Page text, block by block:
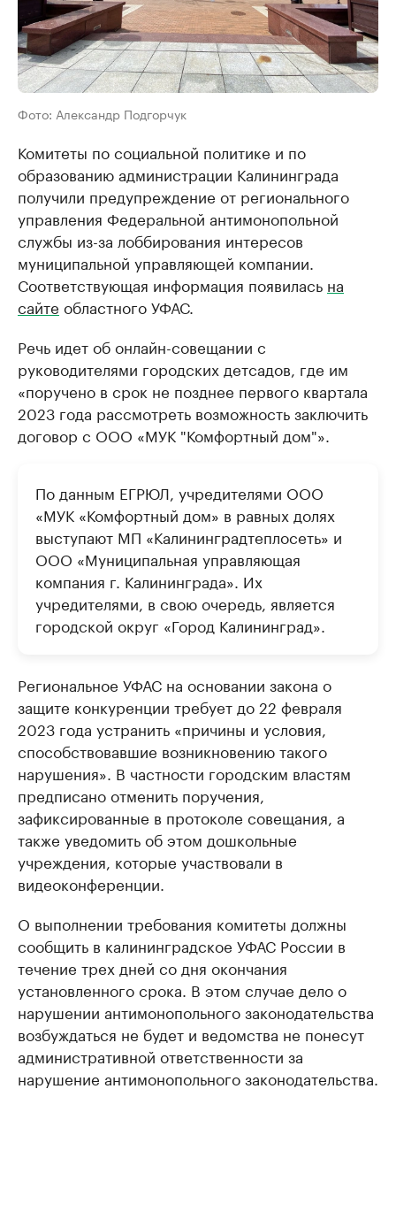
Фото: Александр Подгорчук
Комитеты по социальной политике и по
образованию администрации Калининграда
получили предупреждение от регионального
управления Федеральной антимонопольной
службы из-за лоббирования интересов
муниципальной управляющей компании.
Соответствующая информация появилась на
сайте областного УФАС.
Речь идет об онлайн-совещании с
руководителями городских детсадов, где им
«поручено в срок не позднее первого квартала
2023 года рассмотреть возможность заключить
договор с ООО «МУК "Комфортный дом"».
По данным ЕГРЮЛ, учредителями ООО
«МУК «Комфортный дом» в равных долях
выступают МП «Калининградтеплосеть» и
ООО «Муниципальная управляющая
компания г. Калининграда». Их
учредителями, в свою очередь, является
городской округ «Город Калининград».
Региональное УФАС на основании закона о
защите конкуренции требует до 22 февраля
2023 года устранить «причины и условия,
способствовавшие возникновению такого
нарушения». В частности городским властям
предписано отменить поручения,
зафиксированные в протоколе совещания, а
также уведомить об этом дошкольные
учреждения, которые участвовали в
видеоконференции.
О выполнении требования комитеты должны
сообщить в калининградское УФАС России в
течение трех дней со дня окончания
установленного срока. В этом случае дело о
нарушении антимонопольного законодательства
возбуждаться не будет и ведомства не понесут
административной ответственности за
нарушение антимонопольного законодательства.